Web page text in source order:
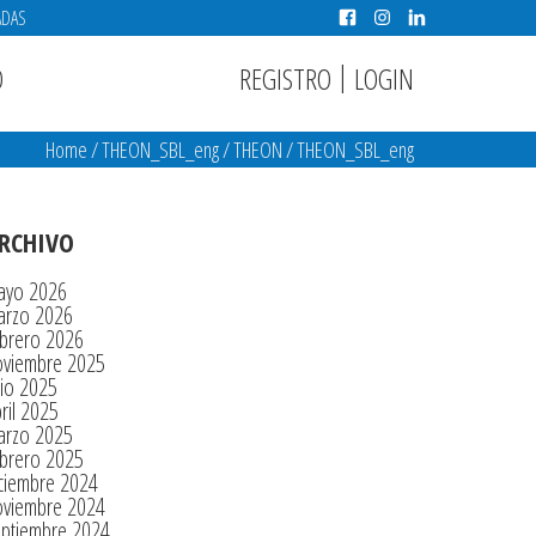
REGISTRO | LOGIN
Home/THEON_SBL_eng/THEON/THEON_SBL_eng
2026
2026
2026
2025
2025
2025
2025
2025
2024
2024